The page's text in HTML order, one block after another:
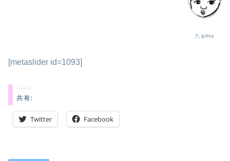
たぁboy
[metaslider id=1093]
共有:
Twitter Facebook